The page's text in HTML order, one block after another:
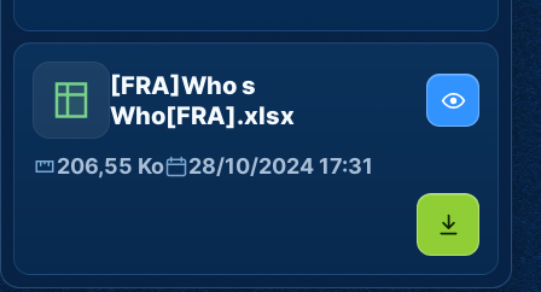
[FRA]Who s
Who[FRA].xlsx
206,55 Ko 28/10/2024 17:31